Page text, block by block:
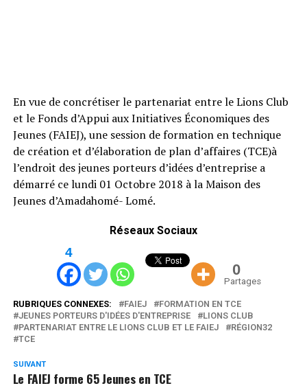
En vue de concrétiser le partenariat entre le Lions Club
et le Fonds d’Appui aux Initiatives Économiques des
Jeunes (FAIEJ), une session de formation en technique
de création et d’élaboration de plan d’affaires (TCE)à
l’endroit des jeunes porteurs d’idées d’entreprise a
démarré ce lundi 01 Octobre 2018 à la Maison des
Jeunes d’Amadahomé- Lomé.
Réseaux Sociaux
4
0
Partages
RUBRIQUES CONNEXES: FAIEJ
FORMATION EN TCE
JEUNES PORTEURS D'IDÉES D'ENTREPRISE
LIONS CLUB
PARTENARIAT ENTRE LE LIONS CLUB ET LE FAIEJ
RÉGION32
TCE
SUIVANT
Le FAIEJ forme 65 Jeunes en TCE